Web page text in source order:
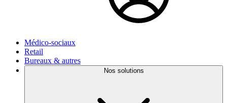
Médico-sociaux
Retail
Bureaux & autres
Nos solutions